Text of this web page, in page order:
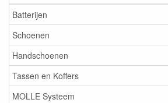
Batterijen
Schoenen
Handschoenen
Tassen en Koffers
MOLLE Systeem